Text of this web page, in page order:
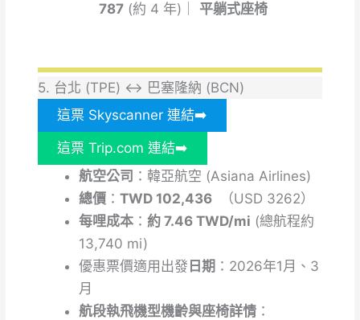
787 (約 4 年)｜ 平躺式座椅
5. 台北 (TPE) ↔ 巴塞隆納 (BCN)
這票 Skyscanner 連結➡️
這票 Trip.com 連結➡️
航空公司 ：韓亞航空 (Asiana Airlines)
總價： TWD 102,436（USD 3262）
每哩成本： 約 7.46 TWD/mi (總航程約
13,740 mi)
優惠票價適用出發 日期 ：2026年1月、3
月
航段執飛機型機齡與座椅詳情：